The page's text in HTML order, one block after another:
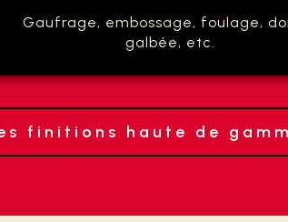
Gaufrage, embossage, foulage,
galbée, etc.
finitions haute de